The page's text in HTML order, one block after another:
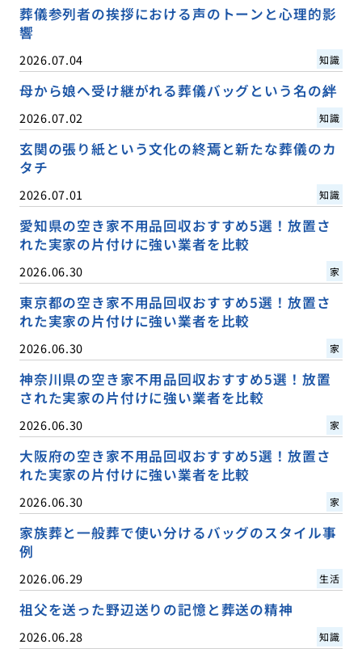
葬儀参列者の挨拶における声のトーンと心理的影
響
2026.07.04 知識
母から娘へ受け継がれる葬儀バッグという名の絆
2026.07.02 知識
玄関の張り紙という文化の終焉と新たな葬儀のカ
タチ
2026.07.01 知識
愛知県の空き家不用品回収おすすめ5選！放置さ
れた実家の片付けに強い業者を比較
2026.06.30 家
東京都の空き家不用品回収おすすめ5選！放置さ
れた実家の片付けに強い業者を比較
2026.06.30 家
神奈川県の空き家不用品回収おすすめ5選！放置
された実家の片付けに強い業者を比較
2026.06.30 家
大阪府の空き家不用品回収おすすめ5選！放置さ
れた実家の片付けに強い業者を比較
2026.06.30 家
家族葬と一般葬で使い分けるバッグのスタイル事
例
2026.06.29 生活
祖父を送った野辺送りの記憶と葬送の精神
2026.06.28 知識